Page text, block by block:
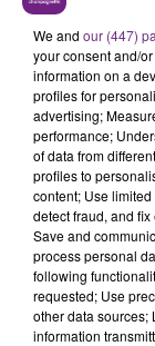
We and our (447)
your consent and/
information on a
profiles for
advertising;
performance;
of data from
profiles to
content; Use
detect fraud, and
Save and
process personal
following
requested; Use
other data sources;
information